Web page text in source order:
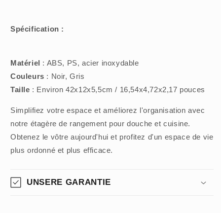
Spécification :
Matériel : ABS, PS, acier inoxydable
Couleurs : Noir, Gris
Taille : Environ 42x12x5,5cm / 16,54x4,72x2,17 pouces
Simplifiez votre espace et améliorez l'organisation avec
notre étagère de rangement pour douche et cuisine.
Obtenez le vôtre aujourd'hui et profitez d'un espace de vie
plus ordonné et plus efficace.
UNSERE GARANTIE